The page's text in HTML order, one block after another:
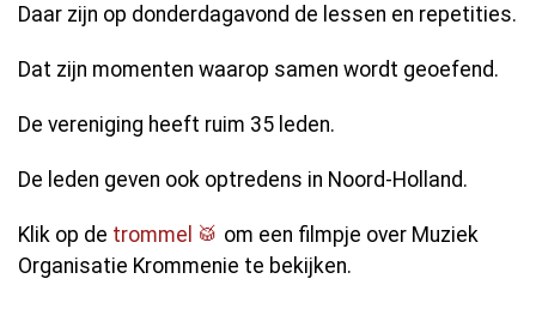
Daar zijn op donderdagavond de lessen en repetities.
Dat zijn momenten waarop samen wordt geoefend.
De vereniging heeft ruim 35 leden.
De leden geven ook optredens in Noord-Holland.
Klik op de trommel 🥁 om een filmpje over Muziek
Organisatie Krommenie te bekijken.